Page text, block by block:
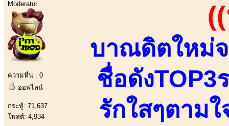
Moderator
ความหื่น : 0
ออฟไลน์
กระทู้: 71,637
โพสต์: 4,934
บาณดิตใหม่
ชื่อดัง
รักใสๆตาม